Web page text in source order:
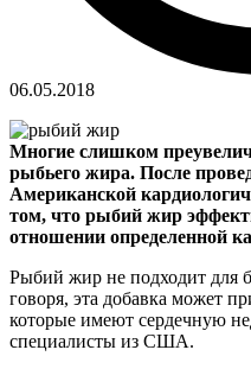
06.05.2018
Многие слишком
рыбьего жира. После
Американской
том, что рыбий жир
отношении определенной
Рыбий жир не подходит для
говоря, эта добавка может
которые имеют сердечную
специалисты из США.